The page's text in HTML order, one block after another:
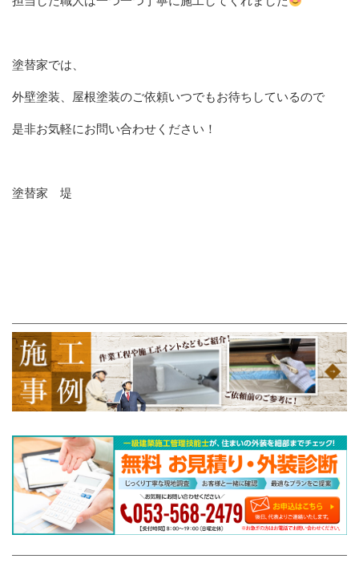
塗替家では、
外壁塗装、屋根塗装のご依頼いつでもお待ちしているので
是非お気軽にお問い合わせください！
塗替家 堤